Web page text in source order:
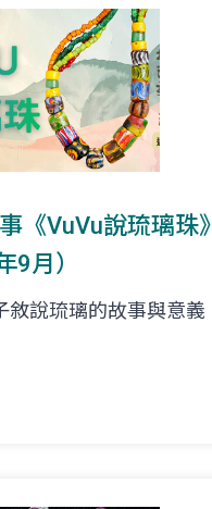
《VuVu說琉璃珠》
9月）
敘說琉璃的故事與意義